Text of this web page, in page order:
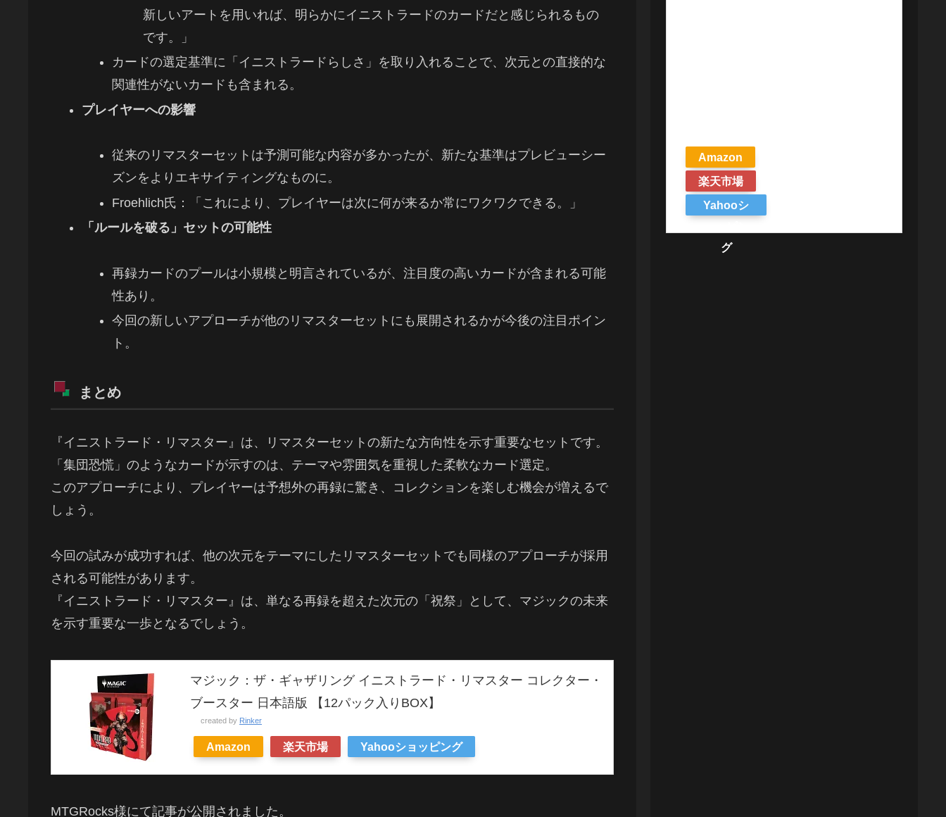
新しいアートを用いれば、明らかにイニストラードのカードだと感じられるもの
です。」
カードの選定基準に「イニストラードらしさ」を取り入れることで、次元との直接的な
関連性がないカードも含まれる。
プレイヤーへの影響
従来のリマスターセットは予測可能な内容が多かったが、新たな基準はプレビューシー
ズンをよりエキサイティングなものに。
Froehlich氏：「これにより、プレイヤーは次に何が来るか常にワクワクできる。」
「ルールを破る」セットの可能性
再録カードのプールは小規模と明言されているが、注目度の高いカードが含まれる可能
性あり。
今回の新しいアプローチが他のリマスターセットにも展開されるかが今後の注目ポイン
ト。
まとめ
『イニストラード・リマスター』は、リマスターセットの新たな方向性を示す重要なセットです。
「集団恐慌」のようなカードが示すのは、テーマや雰囲気を重視した柔軟なカード選定。
このアプローチにより、プレイヤーは予想外の再録に驚き、コレクションを楽しむ機会が増えるで
しょう。
今回の試みが成功すれば、他の次元をテーマにしたリマスターセットでも同様のアプローチが採用
される可能性があります。
『イニストラード・リマスター』は、単なる再録を超えた次元の「祝祭」として、マジックの未来
を示す重要な一歩となるでしょう。
マジック：ザ・ギャザリング イニストラード・リマスター コレクター・
ブースター 日本語版 【12パック入りBOX】
created by Rinker
Amazon 楽天市場 Yahooショッピング
MTGRocks様にて記事が公開されました。
Amazon
楽天市場
Yahooシ
グ